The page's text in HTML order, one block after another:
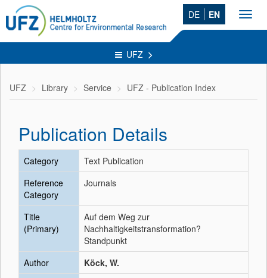
DE EN
UFZ
UFZ Library Service UFZ - Publication Index
Publication Details
Category
Text Publication
Reference
Category
Journals
Title
(Primary)
Auf dem Weg zur
Nachhaltigkeitstransformation?
Standpunkt
Author
Köck, W.